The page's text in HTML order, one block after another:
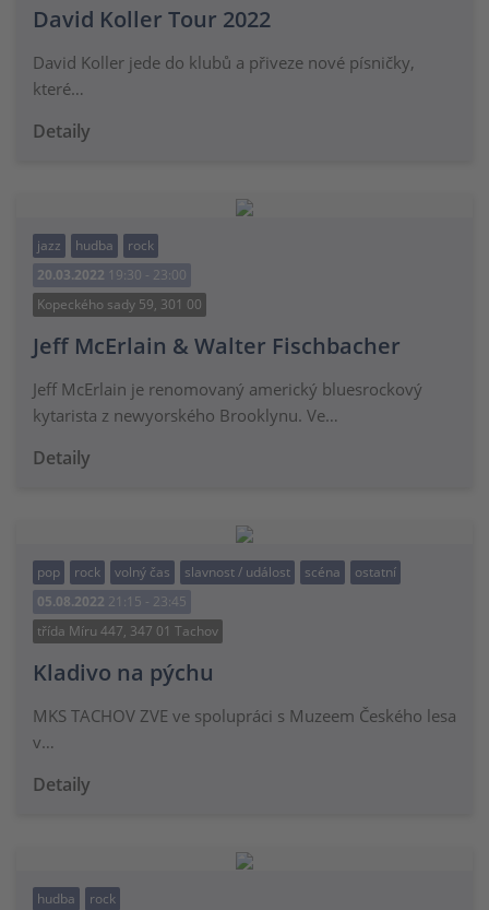
David Koller Tour 2022
David Koller jede do klubů a přiveze nové písničky,
které…
Detaily
jazz hudba
rock
20.03.2022 19:30 - 23:00
Kopeckého sady 59, 301 00
Jeff McErlain & Walter Fischbacher
Jeff McErlain je renomovaný americký bluesrockový
kytarista z newyorského Brooklynu. Ve…
Detaily
pop rock volný čas slavnost / událost scéna
ostatní
05.08.2022 21:15 - 23:45
třída Míru 447, 347 01 Tachov
Kladivo na pýchu
MKS TACHOV ZVE ve spolupráci s Muzeem Českého lesa
v…
Detaily
hudba
rock